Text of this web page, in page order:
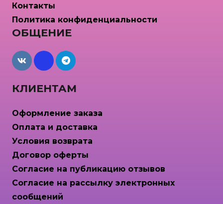
КЛИЕНТАМ
Оформление заказа
Оплата и доставка
Условия возврата
Договор оферты
Согласие на публикацию отзывов
Согласие на рассылку электронных
сообщений
ОБЩЕНИЕ
maxcdn
Контакты
Политика конфиденциальности